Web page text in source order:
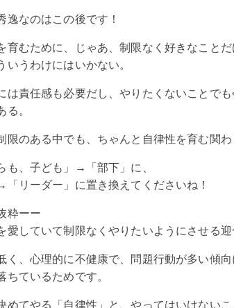
逸なのはこの後です！
育むために、じゃあ、制限なく好きなこと
いうわけにはいかない。
は責任感も必要だし、やりたくないことで
る。
限のある中でも、ちゃんと自律性を育む関
も、子ども」→「部下」に、
「リーダー」に置き換えてくださいね！
粋ーー
愛していて制限なくやりたいようにさせる迎
く、心理的に不健康で、問題行動が多い傾
ちているためです。
めてやる「自律性」と、やってはいけない